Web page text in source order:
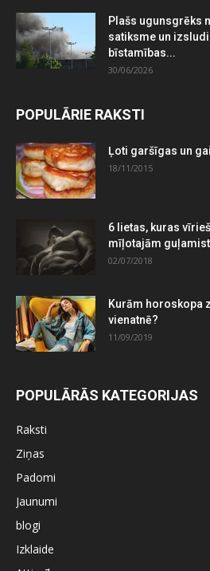
Plašs ugunsgrēks
satiksme un
bīstamības...
30/06/2026
POPULĀRIE RAKSTI
Ļoti garšīgas un
18/11/2015
6 lietas, kuras
mīļotajām
02/07/2018
Kurām horoskopa
vienatnē?
11/09/2019
POPULĀRĀS KATEGORIJAS
Raksti
Ziņas
Padomi
Jaunumi
blogi
Izklaide